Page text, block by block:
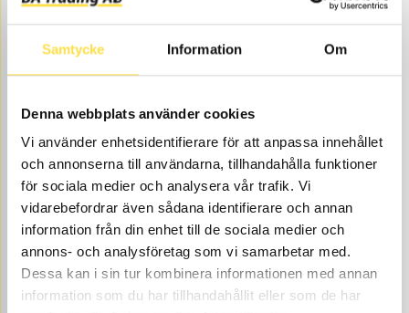
Samtycke Information Om
Denna webbplats använder cookies
Vi använder enhetsidentifierare för att anpassa innehållet
och annonserna till användarna, tillhandahålla funktioner
för sociala medier och analysera vår trafik. Vi
vidarebefordrar även sådana identifierare och annan
information från din enhet till de sociala medier och
annons- och analysföretag som vi samarbetar med.
Dessa kan i sin tur kombinera informationen med annan
information som du har tillhandahållit eller som de har
199.00
Web stock
SHIM
SH101 Item no.14231101
Åtgår 1